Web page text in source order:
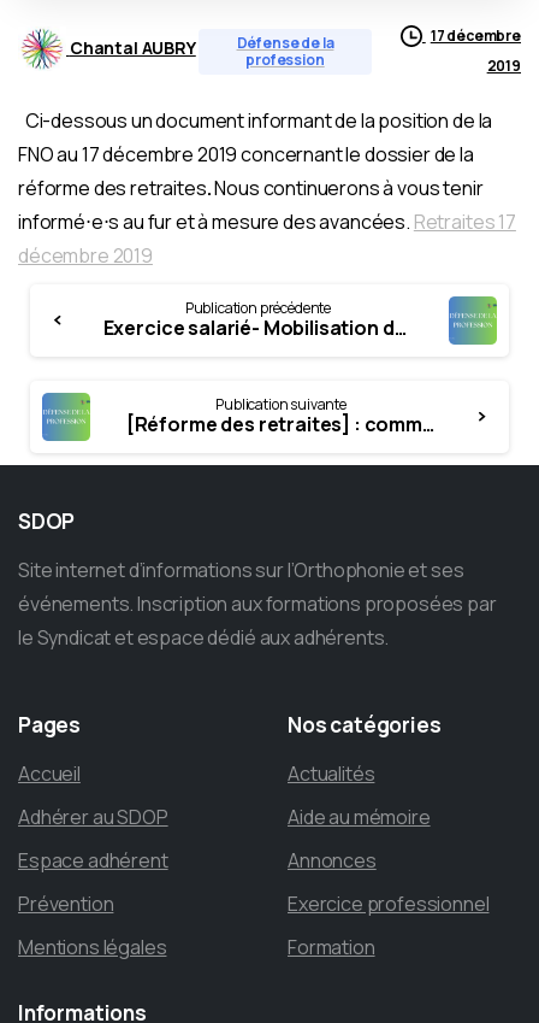
Chantal AUBRY
Défense de la
profession
17 décembre
2019
Ci-dessous un document informant de la position de la
FNO au 17 décembre 2019 concernant le dossier de la
réforme des retraites.Nous continuerons à vous tenir
informé⋅e⋅s au fur et à mesure des avancées. Retraites 17
décembre 2019
Reading
Publication précédente
Exercice salarié- Mobilisation du 17 décembre 2019 contre le “plan hôpital”
Publication suivante
[Réforme des retraites] : communiqué de presse de la FFPS du 9 janvier 2020
SDOP
Site internet d’informations sur l’Orthophonie et ses
événements. Inscription aux formations proposées par
le Syndicat et espace dédié aux adhérents.
Pages
Accueil
Adhérer au SDOP
Espace adhérent
Prévention
Mentions légales
Noscatégories
Actualités
Aide au mémoire
Annonces
Exercice professionnel
Formation
Informations